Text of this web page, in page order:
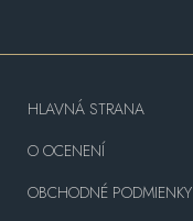
HLAVNÁ STRANA
O OCENENÍ
OBCHODNÉ PODMIENKY